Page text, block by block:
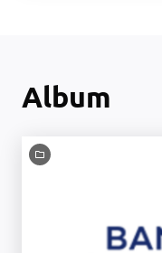
Album